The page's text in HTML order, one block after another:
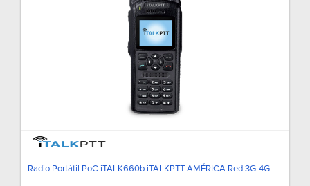
Radio Portátil PoC iTALK660b iTALKPTT AMÉRICA Red 3G-4G